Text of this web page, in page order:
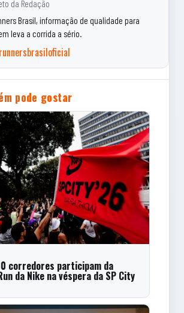
da Redação
Brasil, informação de qualidade para
leva a corrida a sério.
pode gostar
corredores participam da
da Nike na véspera da SP City